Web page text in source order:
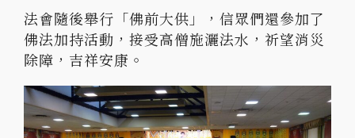
法會隨後舉行「佛前大供」，信眾們還參加了
佛法加持活動，接受高僧施灑法水，祈望消災
除障，吉祥安康。